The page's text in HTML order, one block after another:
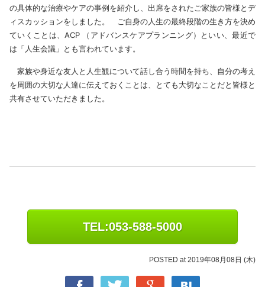
の具体的な治療やケアの事例を紹介し、出席をされたご家族の皆様とデ
ィスカッションをしました。 ご自身の人生の最終段階の生き方を決め
ていくことは、ACP （アドバンスケアプランニング）といい、最近で
は「人生会議」とも言われています。
家族や身近な友人と人生観について話し合う時間を持ち、自分の考え
を周囲の大切な人達に伝えておくことは、とても大切なことだと皆様と
共有させていただきました。
TEL:053-588-5000
POSTED at 2019年08月08日 (木)